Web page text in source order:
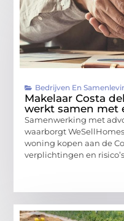
Bedrijven En
Makelaar Costa
werkt samen met
Samenwerking met
waarborgt
woning kopen aan de
verplichtingen en